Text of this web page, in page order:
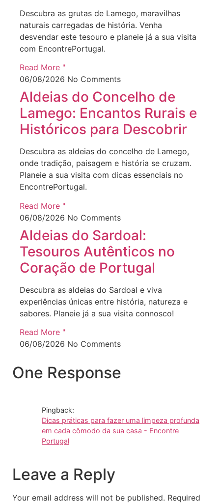
Descubra as grutas de Lamego, maravilhas
naturais carregadas de história. Venha
desvendar este tesouro e planeie já a sua visita
com EncontrePortugal.
Read More "
06/08/2026 No Comments
Aldeias do Concelho de
Lamego: Encantos Rurais e
Históricos para Descobrir
Descubra as aldeias do concelho de Lamego,
onde tradição, paisagem e história se cruzam.
Planeie a sua visita com dicas essenciais no
EncontrePortugal.
Read More "
06/08/2026 No Comments
Aldeias do Sardoal:
Tesouros Autênticos no
Coração de Portugal
Descubra as aldeias do Sardoal e viva
experiências únicas entre história, natureza e
sabores. Planeie já a sua visita connosco!
Read More "
06/08/2026 No Comments
One Response
Pingback:
Dicas práticas para fazer uma limpeza profunda
em cada cômodo da sua casa - Encontre
Portugal
Leave a Reply
Your email address will not be published. Required